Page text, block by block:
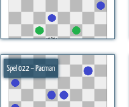
Spel 022 – Pacman